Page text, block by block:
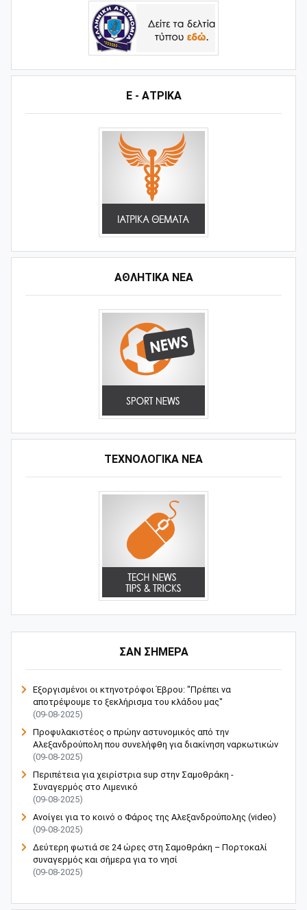
Ε - ΑΤΡΙΚΑ
ΑΘΛΗΤΙΚΆ ΝΈΑ
ΤΕΧΝΟΛΟΓΙΚΑ ΝΕΑ
ΣΑΝ ΣΗΜΕΡΑ
Εξοργισμένοι οι κτηνοτρόφοι Έβρου: "Πρέπει να
αποτρέψουμε το ξεκλήρισμα του κλάδου μας"
(09-08-2025)
Προφυλακιστέος ο πρώην αστυνομικός από την
Αλεξανδρούπολη που συνελήφθη για διακίνηση ναρκωτικών
(09-08-2025)
Περιπέτεια για χειρίστρια sup στην Σαμοθράκη -
Συναγερμός στο Λιμενικό
(09-08-2025)
Ανοίγει για το κοινό ο Φάρος της Αλεξανδρούπολης (video)
(09-08-2025)
Δεύτερη φωτιά σε 24 ώρες στη Σαμοθράκη – Πορτοκαλί
συναγερμός και σήμερα για το νησί
(09-08-2025)